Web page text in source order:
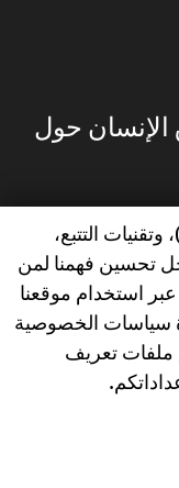
حول
X
التتبع،
تحسين فهمنا لمن
استخدام موقعنا
سياسات الخصوصية
ملفات تعريف